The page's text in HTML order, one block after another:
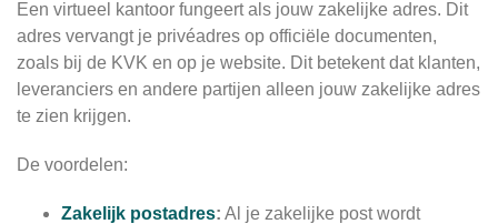
Een virtueel kantoor fungeert als jouw zakelijke adres. Dit
adres vervangt je privéadres op officiële documenten,
zoals bij de KVK en op je website. Dit betekent dat klanten,
leveranciers en andere partijen alleen jouw zakelijke adres
te zien krijgen.
De voordelen:
Zakelijk postadres: Al je zakelijke post wordt